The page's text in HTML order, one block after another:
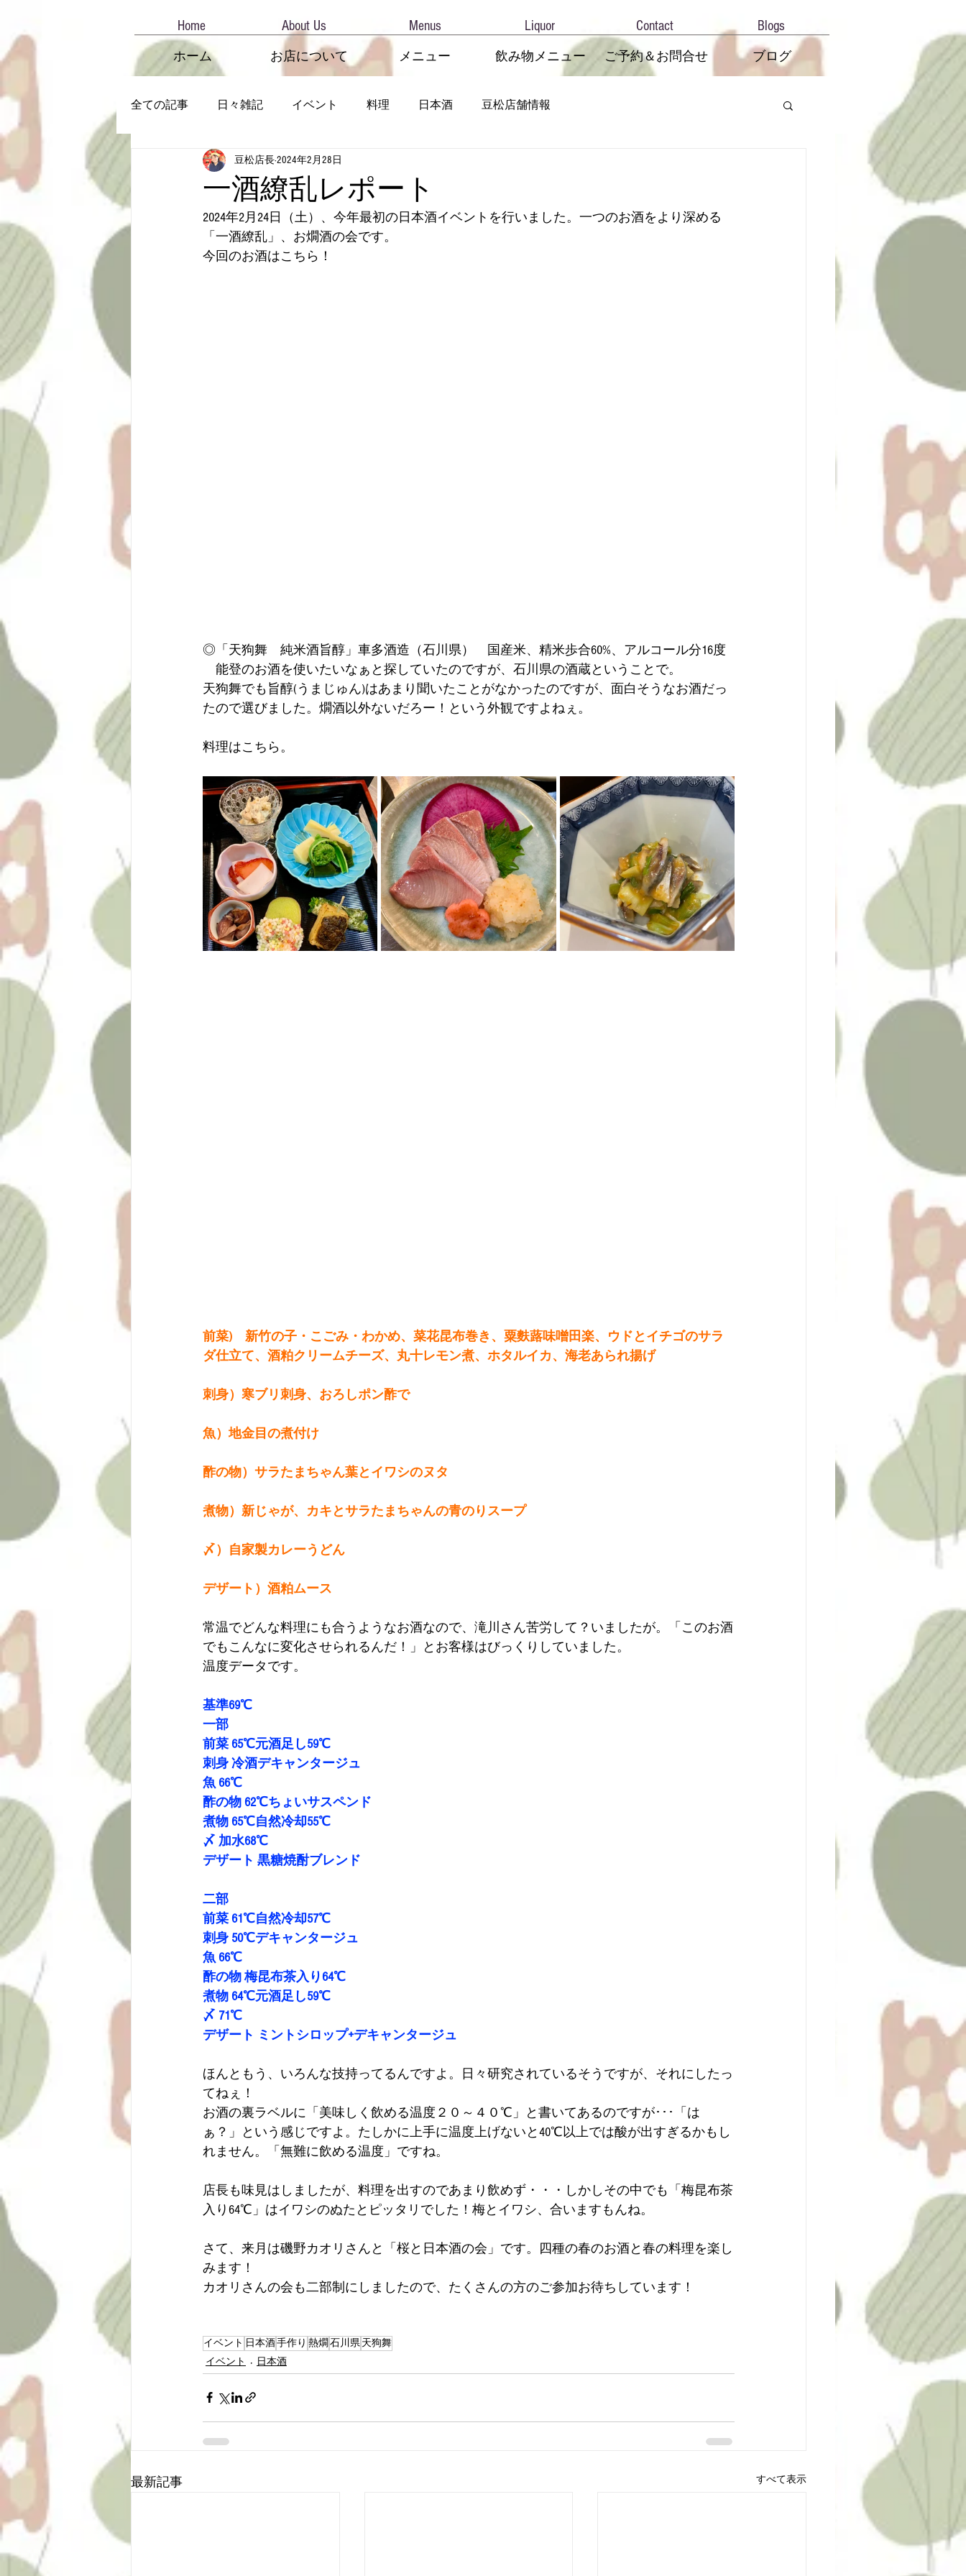
ホーム お店について メニュー 飲み物メニュー ご予約＆お問合せ ブログ
Home About Us Menus Liquor Contact Blogs
全ての記事 日々雑記 イベント 料理 日本酒 豆松店舗情報
一酒繚乱レポート
豆松店長2024年2月28日
2024年2月24日（土）、今年最初の日本酒イベントを行いました。一つのお酒をより深める
「一酒繚乱」、お燗酒の会です。
今回のお酒はこちら！
◎「天狗舞　純米酒旨醇」車多酒造（石川県）　国産米、精米歩合60%、アルコール分16度
能登のお酒を使いたいなぁと探していたのですが、石川県の酒蔵ということで。
天狗舞でも旨醇(うまじゅん)はあまり聞いたことがなかったのですが、面白そうなお酒だっ
たので選びました。燗酒以外ないだろー！という外観ですよねぇ。
料理はこちら。
前菜)　新竹の子・こごみ・わかめ、菜花昆布巻き、粟麩蕗味噌田楽、ウドとイチゴのサラ
ダ仕立て、酒粕クリームチーズ、丸十レモン煮、ホタルイカ、海老あられ揚げ
刺身）寒ブリ刺身、おろしポン酢で
魚）地金目の煮付け
酢の物）サラたまちゃん葉とイワシのヌタ
煮物）新じゃが、カキとサラたまちゃんの青のりスープ
〆）自家製カレーうどん
デザート）酒粕ムース
常温でどんな料理にも合うようなお酒なので、滝川さん苦労して？いましたが。「このお酒
でもこんなに変化させられるんだ！」とお客様はびっくりしていました。
温度データです。
基準69℃
一部
前菜 65℃元酒足し59℃
刺身 冷酒デキャンタージュ
魚 66℃
酢の物 62℃ちょいサスペンド
煮物 65℃自然冷却55℃
〆 加水68℃
デザート 黒糖焼酎ブレンド
二部
前菜 61℃自然冷却57℃
刺身 50℃デキャンタージュ
魚 66℃
酢の物 梅昆布茶入り64℃
煮物 64℃元酒足し59℃
〆 71℃
デザート ミントシロップ+デキャンタージュ
ほんともう、いろんな技持ってるんですよ。日々研究されているそうですが、それにしたっ
てねぇ！
お酒の裏ラベルに「美味しく飲める温度２０～４０℃」と書いてあるのですが･･･「は
ぁ？」という感じですよ。たしかに上手に温度上げないと40℃以上では酸が出すぎるかもし
れません。「無難に飲める温度」ですね。
店長も味見はしましたが、料理を出すのであまり飲めず・・・しかしその中でも「梅昆布茶
入り64℃」はイワシのぬたとピッタリでした！梅とイワシ、合いますもんね。
さて、来月は磯野カオリさんと「桜と日本酒の会」です。四種の春のお酒と春の料理を楽し
みます！
カオリさんの会も二部制にしましたので、たくさんの方のご参加お待ちしています！
イベント 日本酒手作り 熱燗石川県天狗舞
イベント 日本酒
最新記事 すべて表示